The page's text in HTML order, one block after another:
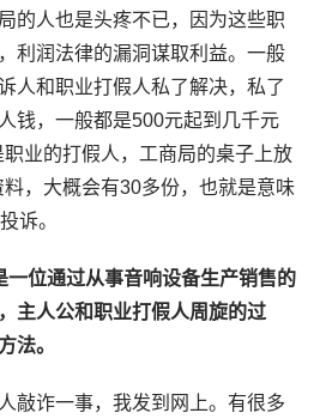
的人也是头疼不已，因为这些职
利润法律的漏洞谋取利益。一般
人和职业打假人私了解决，私了
钱，一般都是500元起到几千元
业的打假人，工商局的桌子上放
，大概会有30多份，也就是意味
诉。
一位通过从事音响设备生产销售的
主人公和职业打假人周旋的过
法。
敲诈一事，我发到网上。有很多